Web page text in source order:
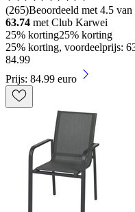
(265)Beoordeeld met 4.5
63.74 met Club Karwei
25% korting25% korting
25% korting, voordeelprijs:
84.99
Prijs: 84.99 euro